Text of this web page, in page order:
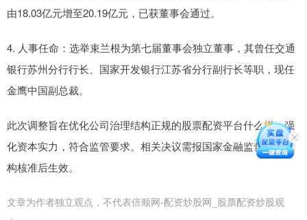
由18.03亿元增至20.19亿元，已获董事会通过。
4. 人事任命：选举束兰根为第七届董事会独立董事，其曾任交通
银行苏州分行行长、国家开发银行江苏省分行副行长等职，现任
金鹰中国副总裁。
此次调整旨在优化公司治理结构正规的股票配资平台什么样，强
化资本实力，符合监管要求。相关决议需报国家金融监督管理机
构核准后生效。
文章为作者独立观点，不代表倍顺网-配资炒股网_股票配资炒股观